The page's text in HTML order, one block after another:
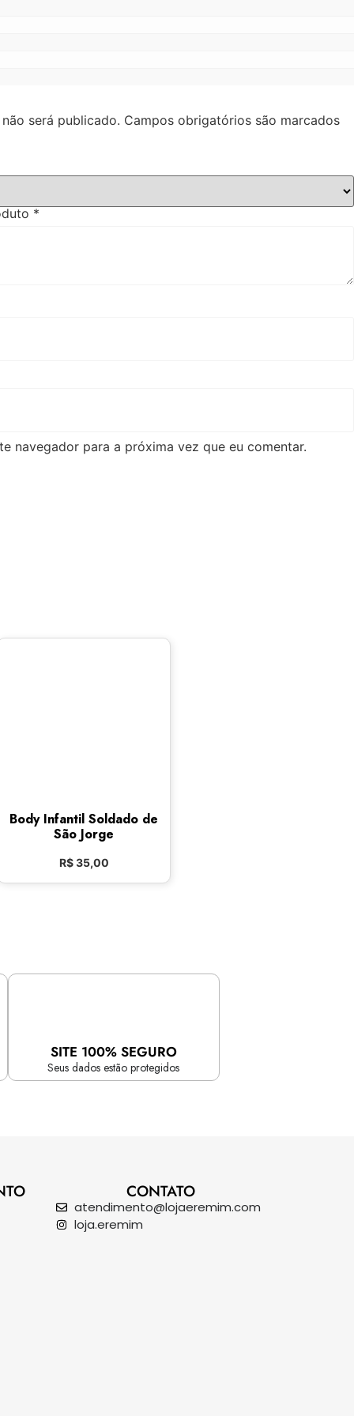
será publicado. Campos obrigatórios são marcados
*
navegador para a próxima vez que eu comentar.
Body Infantil Soldado de
São Jorge
R$35,00
SITE 100% SEGURO
Seus dados estão protegidos
CONTATO
atendimento@lojaeremim.com
loja.eremim